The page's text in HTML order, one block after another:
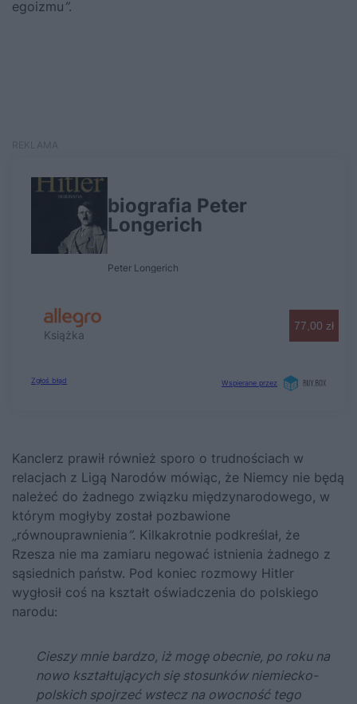
egoizmu ”.
Kanclerz prawił również sporo o trudnościach w
relacjach z Ligą Narodów mówiąc, że Niemcy nie będą
należeć do żadnego związku międzynarodowego, w
którym mogłyby został pozbawione
równouprawnienia ”. Kilkakrotnie podkreślał, że
Rzesza nie ma zamiaru negować istnienia żadnego z
sąsiednich państw. Pod koniec rozmowy Hitler
wygłosił coś na kształt oświadczenia do polskiego
narodu:
Cieszy mnie bardzo, iż mogę obecnie, po roku na
nowo kształtujących się stosunków niemiecko-
polskich spojrzeć wstecz na owocność tego